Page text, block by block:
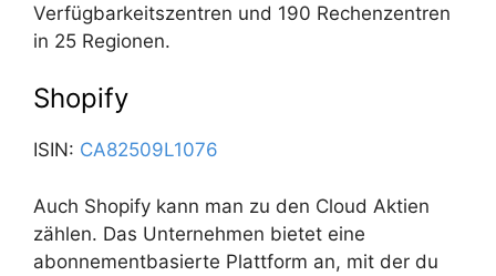
Verfügbarkeitszentren und 190 Rechenzentren
in 25 Regionen.
Shopify
ISIN: CA82509L1076
Auch Shopify kann man zu den Cloud Aktien
zählen. Das Unternehmen bietet eine
abonnementbasierte Plattform an, mit der du